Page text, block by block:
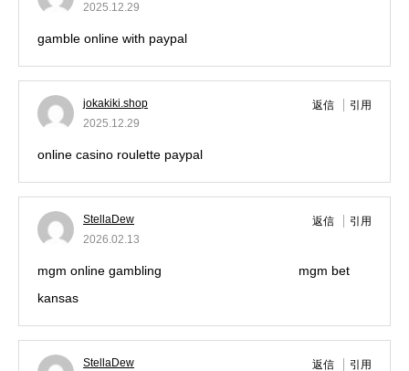
2025.12.29
gamble online with paypal
jokakiki.shop
2025.12.29
返信 引用
online casino roulette paypal
StellaDew
2026.02.13
返信 引用
mgm online gambling
mgm bet
kansas
StellaDew 返信 引用